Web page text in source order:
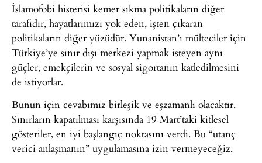
İslamofobi histerisi kemer sıkma politikaların diğer
tarafıdır, hayatlarımızı yok eden, işten çıkaran
politikaların diğer yüzüdür. Yunanistan’ı mülteciler için
Türkiye’ye sınır dışı merkezi yapmak isteyen aynı
güçler, emekçilerin ve sosyal sigortanın katledilmesini
de istiyorlar.
Bunun için cevabımız birleşik ve eşzamanlı olacaktır.
Sınırların kapatılması karşısında 19 Mart’taki kitlesel
gösteriler, en iyi başlangıç noktasını verdi. Bu “utanç
verici anlaşmanın” uygulamasına izin vermeyeceğiz.